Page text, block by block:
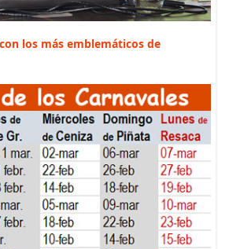
los más emblemáticos de